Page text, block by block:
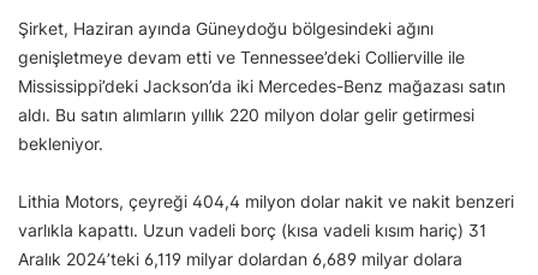
Şirket, Haziran ayında Güneydoğu bölgesindeki ağını
genişletmeye devam etti ve Tennessee’deki Collierville ile
Mississippi’deki Jackson’da iki Mercedes-Benz mağazası satın
aldı. Bu satın alımların yıllık 220 milyon dolar gelir getirmesi
bekleniyor.
Lithia Motors, çeyreği 404,4 milyon dolar nakit ve nakit benzeri
varlıkla kapattı. Uzun vadeli borç (kısa vadeli kısım hariç) 31
Aralık 2024’teki 6,119 milyar dolardan 6,689 milyar dolara